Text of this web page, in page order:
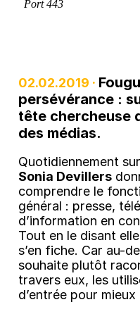
02.02.2019 ·
persévérance :
tête chercheuse
des médias.
Quotidiennement
Sonia Devillers
comprendre le
général : presse,
d’information en
Tout en le disant
s’en fiche. Car au-
souhaite plutôt
travers eux, les
d’entrée pour